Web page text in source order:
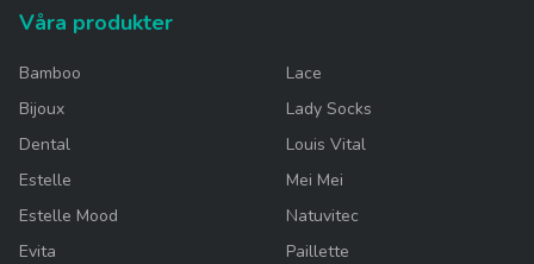
Våra produkter
Bamboo
Bijoux
Dental
Estelle
Estelle Mood
Evita
Lace
Lady Socks
Louis Vital
Mei Mei
Natuvitec
Paillette